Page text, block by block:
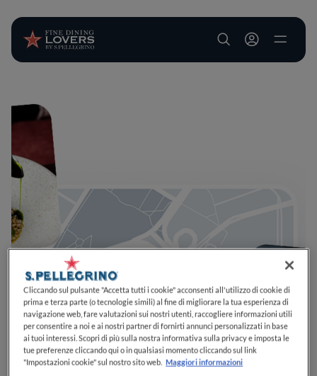
User account
Cliccando sul pulsante "Accetta tutti i cookie" acconsenti all'utilizzo di cookie di
prima e terza parte (o tecnologie simili) al fine di migliorare la tua esperienza di
navigazione web, fare valutazioni sui nostri utenti, raccogliere informazioni utili
per consentire a noi e ai nostri partner di fornirti annunci personalizzati in base
ai tuoi interessi. Scopri di più sulla nostra informativa sulla privacy e imposta le
tue preferenze cliccando qui o in qualsiasi momento cliccando sul link
"Impostazioni cookie" sul nostro sito web. Maggiori informazioni